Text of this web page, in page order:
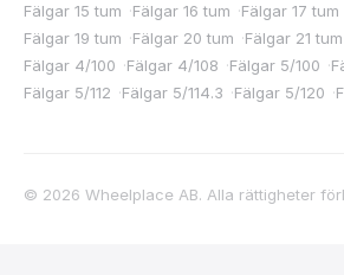
Fälgar 15 tum ·Fälgar 16 tum ·Fälgar 17 tum
Fälgar 19 tum ·Fälgar 20 tum ·Fälgar 21 tum
Fälgar 4/100 ·Fälgar 4/108 ·Fälgar 5/100 ·
Fälgar 5/112 ·Fälgar 5/114.3 ·Fälgar 5/120 ·
© 2026 Wheelplace AB. Alla rättigheter